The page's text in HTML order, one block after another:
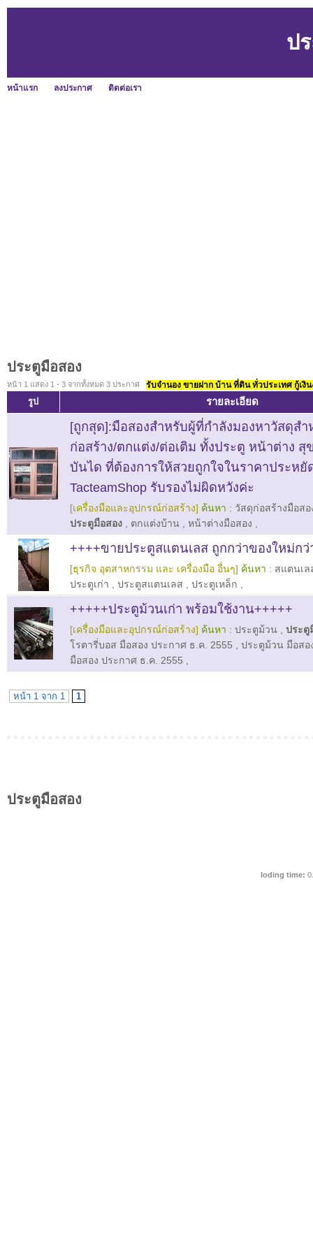
ป
หน้าแรก ลงประกาศ ติดต่อเรา
ประตูมือสอง
หน้า 1 แสดง 1 - 3 จากทั้งหมด 3 ประกาศ รับจำนอง ขายฝาก บ้าน ที่ดิน ทั่วประเทศ กู้เงิ
รูป รายละเอียด
[ถูกสุด]:มือสองสำหรับผู้ที่กำลังมองหาวัสดุสำ
ก่อสร้าง/ตกแต่ง/ต่อเติม ทั้งประตู หน้าต่าง
บันได ที่ต้องการให้สวยถูกใจในราคาประหยั
TacteamShop รับรองไม่ผิดหวังค่ะ
[เครื่องมือและอุปกรณ์ก่อสร้าง] ค้นหา : วัสดุก่อสร้างมือสอ
ประตูมือสอง
ตกแต่งบ้าน หน้าต่างมือสอง
++++ขายประตูสแตนเลส ถูกกว่าของใหม่กว่
[ธุรกิจ อุตสาหกรรม และ เครื่องมือ อื่นๆ] ค้นหา : สแตนเล
ประตูเก่า
ประตูสแตนเลส ประตูเหล็ก
+++++ประตูม้วนเก่า พร้อมใช้งาน+++++
[เครื่องมือและอุปกรณ์ก่อสร้าง] ค้นหา : ประตูม้วน
ประตู
โรตารี่บอส มือสอง ประกาศ ธ.ค. 2555
ประตูม้วน มือสอ
มือสอง ประกาศ ธ.ค. 2555
หน้า 1 จาก 1 1
ประตูมือสอง
loding time: